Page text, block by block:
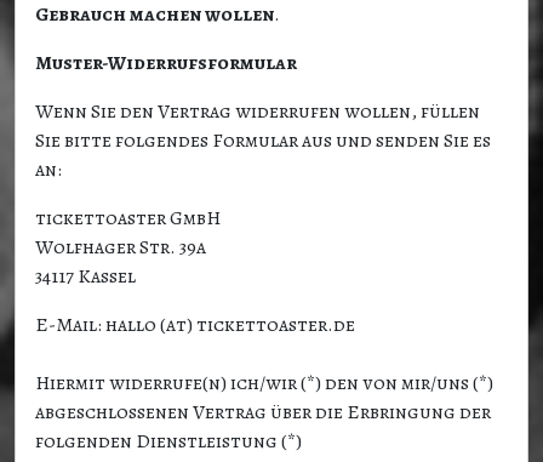
Gebrauch machen wollen.
Muster-Widerrufsformular
Wenn Sie den Vertrag widerrufen wollen, füllen
Sie bitte folgendes Formular aus und senden Sie es
an:
tickettoaster GmbH
Wolfhager Str. 39a
34117 Kassel
E-Mail: hallo (at) tickettoaster.de
Hiermit widerrufe(n) ich/wir (*) den von mir/uns (*)
abgeschlossenen Vertrag über die Erbringung der
folgenden Dienstleistung (*)